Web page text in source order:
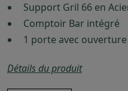
Support Gril 66 en
Comptoir Bar intégré
1 porte avec
Détails du produit